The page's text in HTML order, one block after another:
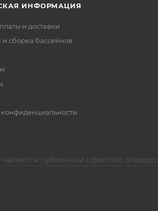
ИНФОРМАЦИЯ
и доставки
и сборка бассейнов
публичной офертой,